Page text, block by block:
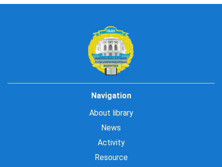
Navigation
About library
News
Activity
Resource